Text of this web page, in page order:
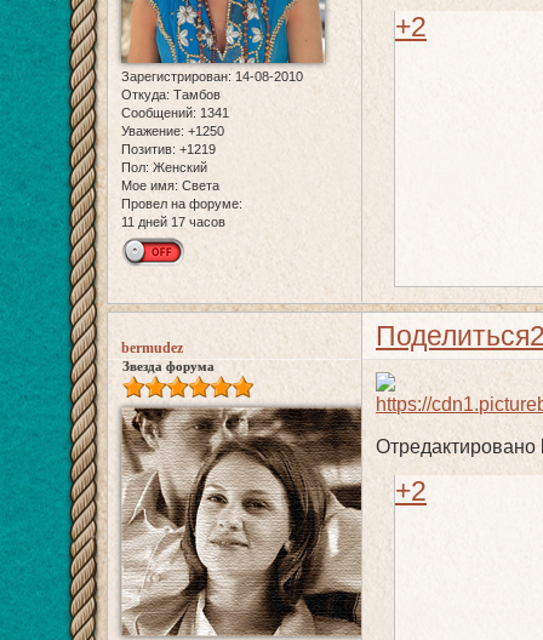
Зарегистрирован: 14-08-2010
Откуда: Тамбов
Сообщений: 1341
Уважение: +1250
Позитив: +1219
Пол: Женский
Мое имя: Света
Провел на форуме:
11 дней 17 часов
+2
Поделиться
bermudez
Звезда форума
Отредактировано
+2